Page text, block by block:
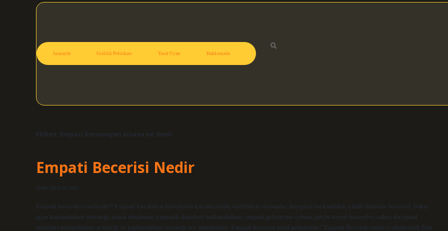
Anasayfa Gizlilik Politikası Yasal Uyarı Hakkımızda
Etiket: Empati kuramayan insana ne denir
Empati Becerisi Nedir
Tarih: Ekim 14, 2024
Empati becerileri nelerdir? Empati kurabilen bireylerin karakteristik özellikleri arasında; duygusal farkındalık, etkili dinleme becerisi, bakış
açısı kazanabilme yeteneği, esnek düşünme, empatik ifadeleri kullanabilme, empati geliştirme çabası, güçlü sosyal beceriler, sabır, duygusal
sınırları koruyabilme yeteneği ve paylaşabilme yeteneği yer almaktadır. Empati becerisi nasıl geliştirilir? Empati Becerilerinizi Geliştirmek İçin